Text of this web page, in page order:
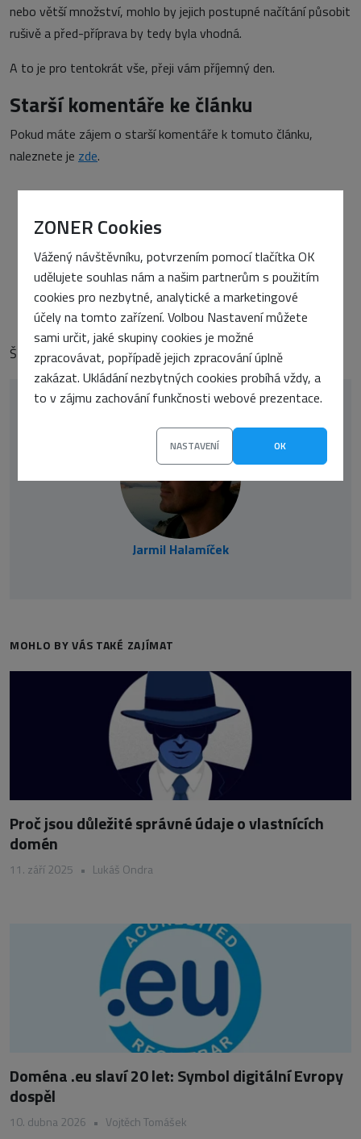
ZONER Cookies
Vážený návštěvníku, potvrzením pomocí tlačítka OK
udělujete souhlas nám a našim partnerům s použitím
cookies pro nezbytné, analytické a marketingové
účely na tomto zařízení. Volbou Nastavení můžete
sami určit, jaké skupiny cookies je možné
zpracovávat, popřípadě jejich zpracování úplně
zakázat. Ukládání nezbytných cookies probíhá vždy, a
to v zájmu zachování funkčnosti webové prezentace.
NASTAVENÍ OK
nebo větší množství, mohlo by jejich postupné načítání působit
rušivě a před-příprava by tedy byla vhodná.
A to je pro tentokrát vše, přeji vám příjemný den.
Starší komentáře ke článku
Pokud máte zájem o starší komentáře k tomuto článku,
naleznete je zde.
PŘEDCHOZÍ ČLÁNEK
ImageReady 3 - jednou měř a kolikrát chceš řež
DALŠÍ ČLÁNEK
Macromedia Flash 5 a práce s XML
Štítky:Články
Jarmil Halamíček
MOHLO BY VÁS TAKÉ ZAJÍMAT
Proč jsou důležité správné údaje o vlastnících
domén
11. září 2025 • Lukáš Ondra
Doména .eu slaví 20 let: Symbol digitální Evropy
dospěl
10. dubna 2026 • Vojtěch Tomášek